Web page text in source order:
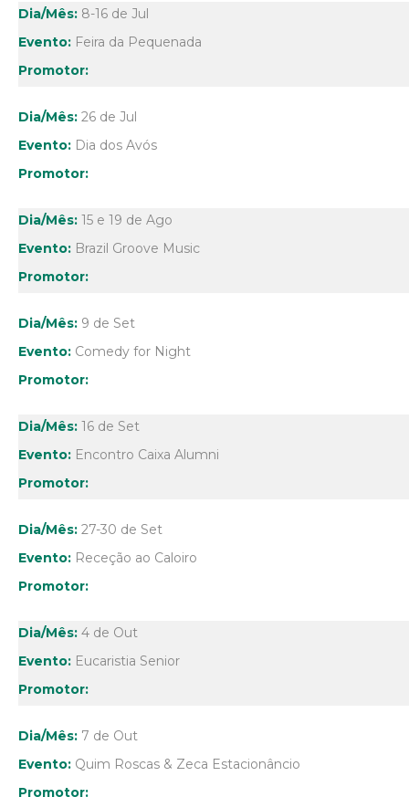
8-16 de Jul
Feira da Pequenada
26 de Jul
Dia dos Avós
15 e 19 de Ago
Brazil Groove Music
9 de Set
Comedy for Night
16 de Set
Encontro Caixa Alumni
27-30 de Set
Receção ao Caloiro
4 de Out
Eucaristia Senior
7 de Out
Quim Roscas & Zeca Estacionâncio